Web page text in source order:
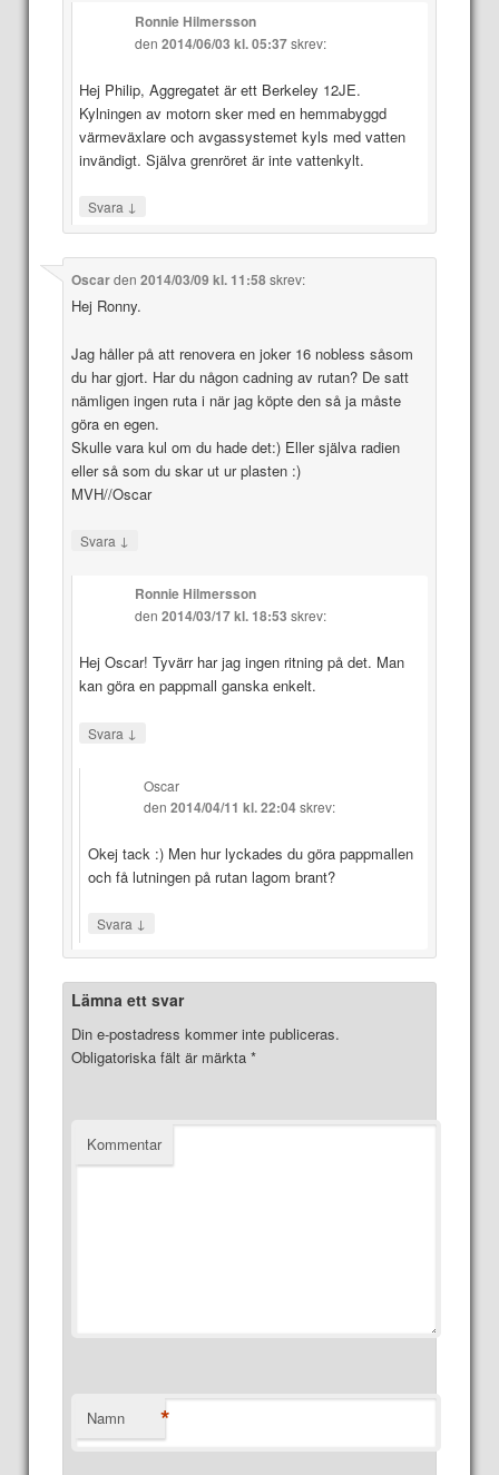
Ronnie Hilmersson
den2014/06/03 kl. 05:37skrev:
Hej Philip, Aggregatet är ett Berkeley 12JE.
Kylningen av motorn sker med en hemmabyggd
värmeväxlare och avgassystemet kyls med vatten
invändigt. Själva grenröret är inte vattenkylt.
Svara ↓
Oscarden 2014/03/09 kl. 11:58 skrev:
Hej Ronny.
Jag håller på att renovera en joker 16 nobless såsom
du har gjort. Har du någon cadning av rutan? De satt
nämligen ingen ruta i när jag köpte den så ja måste
göra en egen.
Skulle vara kul om du hade det:) Eller själva radien
eller så som du skar ut ur plasten :)
MVH//Oscar
Svara ↓
Ronnie Hilmersson
den2014/03/17 kl. 18:53 skrev:
Hej Oscar! Tyvärr har jag ingen ritning på det. Man
kan göra en pappmall ganska enkelt.
Svara ↓
Oscar
den 2014/04/11 kl. 22:04 skrev:
Okej tack :) Men hur lyckades du göra pappmallen
och få lutningen på rutan lagom brant?
Svara ↓
Lämna ett svar
Din e-postadress kommer inte publiceras.
Obligatoriska fält är märkta *
Kommentar
Namn *